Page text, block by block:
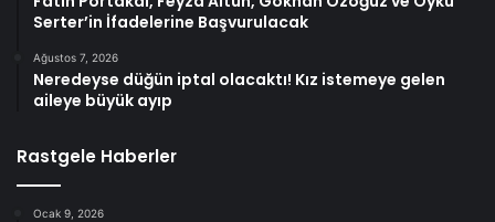
Serter’in İfadelerine Başvurulacak
Ağustos 7, 2026
Neredeyse düğün iptal olacaktı! Kız istemeye gelen
aileye büyük ayıp
Rastgele Haberler
Ocak 9, 2026